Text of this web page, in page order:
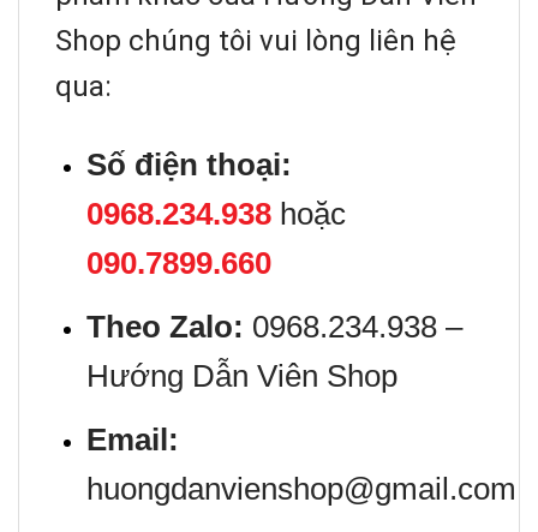
Shop chúng tôi vui lòng liên hệ
qua:
Số điện thoại:
0968.234.938 hoặc
090.7899.660
Theo Zalo: 0968.234.938 –
Hướng Dẫn Viên Shop
Email:
huongdanvienshop@gmail.com